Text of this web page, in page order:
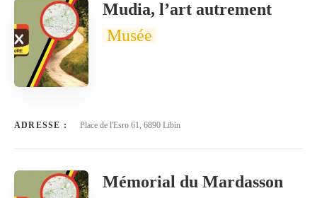
Mudia, l’art autrement
Musée
ADRESSE : Place de l'Esro 61, 6890 Libin
Mémorial du Mardasson